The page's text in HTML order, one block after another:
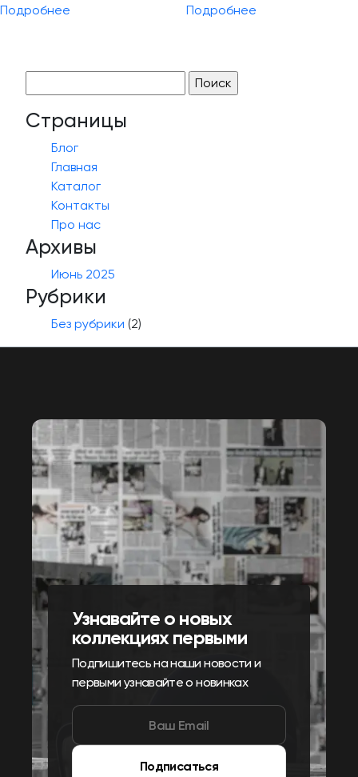
Подробнее Подробнее
Страницы
Блог
Главная
Каталог
Контакты
Про нас
Архивы
Июнь 2025
Рубрики
Без рубрики (2)
Узнавайте о новых
коллекциях первыми
Подпишитесь на наши новости и
первыми узнавайте о новинках
Подписаться